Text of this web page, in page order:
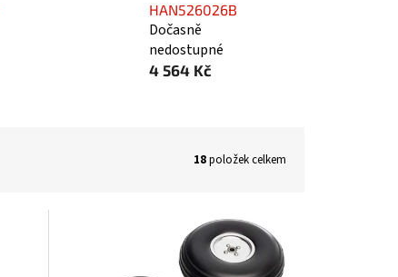
HAN526026B
Dočasně
nedostupné
4 564 Kč
18položek celkem